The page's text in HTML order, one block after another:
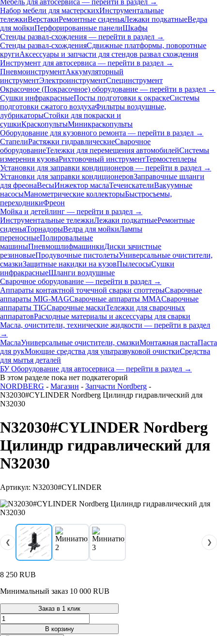
Мебель для автосервиса — перейти в раздел →
Набор мебели для мастерскихИнструментальные
тележкиВерстакиРемонтные сиденьяЛежаки подкатныеВедра
для мойкиПерфорированные панелиШкафы
Стенды развал-схождения — перейти в раздел →
Стенды развал-схожденияСдвижные платформы, поворотные
кругиАксессуары и запчасти для стендов развал схождения
Инструмент для автосервиса — перейти в раздел →
ПневмоинструментАккумуляторный
инструментЭлектроинструментСпецинструмент
Окрасочное (Покрасочное) оборудование — перейти в раздел →
Сушки инфракрасныеПосты подготовки к окраскеСистемы
подготовки сжатого воздухаФильтры воздушные,
лубрикаторыСтойки для покраски и
сушкиКраскопультыМиникраскопульты
Оборудование для кузовного ремонта — перейти в раздел →
СтапелиРастяжки гидравлическиеСварочное
оборудованиеТележки для перемещения автомобилейСистемы
измерения кузоваРихтовочный инструментТермостеплеры
Установки для заправки кондиционеров — перейти в раздел →
Установки для заправки кондиционеровЗаправочные шланги
для фреонаВесыИнжектор маслаТечеискателиВакуумные
насосыМанометрические коллекторыБыстросъемы,
переходникиФреон
Мойка и детейлинг — перейти в раздел →
Инструментальные тележкиЛежаки подкатныеРемонтные
сиденьяТорнадорыВедра для мойкиЛампы
переносныеПолировальные
машиныПневмошлифмашинкиДиски зачистные
резиновыеПродувочные пистолетыУниверсальные очистители,
смазкиЗащитные накидки на кузовПылесосыСушки
инфракрасныеШланги воздушные
Сварочное оборудование — перейти в раздел →
Аппараты контактной точечной сварки cпоттерыСварочные
аппараты MIG-MAGСварочные аппараты MMAСварочные
аппараты TIGСварочные маскиТележки для сварочных
аппаратовРасходные материалы и аксессуары для сварки
Масла, очистители, технические жидкости — перейти в раздел
→
МаслаУниверсальные очистители, смазкиМонтажная пастаПаста
для рукМоющие средства для ультразвуковой очисткиСредства
для мытья деталей
БУ Оборудование для автосервиса — перейти в раздел →
В этом разделе пока нет подкатегорий
NORDBERG - Магазин - Запчасти Nordberg -
N32030#CYLINDER Nordberg Цилиндр гидравлический для
N32030
N32030#CYLINDER Nordberg
Цилиндр гидравлический для
N32030
Артикул: N32030#CYLINDER
❮ ❯
8 250 RUB
Минимальный заказ 10 000 RUB
Заказ в 1 клик
Количество
товара
В корзину